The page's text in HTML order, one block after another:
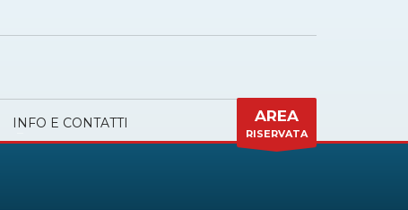
INFO E CONTATTI AREA
RISERVATA